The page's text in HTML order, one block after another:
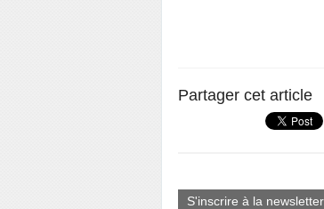
Partager cet article
S'inscrire à la newsletter